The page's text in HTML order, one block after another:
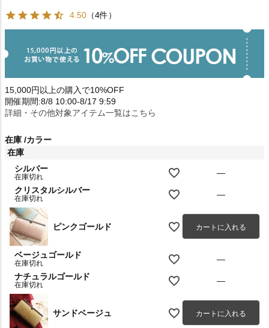
4.50 （4件）
15,000円以上の購入で10%OFF
開催期間:8/8 10:00-8/17 9:59
詳細・その他対象アイテム一覧はこちら
在庫 カラー
在庫
シルバー
在庫切れ
—
クリスタルシルバー
在庫切れ —
ピンクゴールド カートに入れる
ベージュゴールド
在庫切れ
—
ナチュラルゴールド
在庫切れ —
サンドベージュ カートに入れる